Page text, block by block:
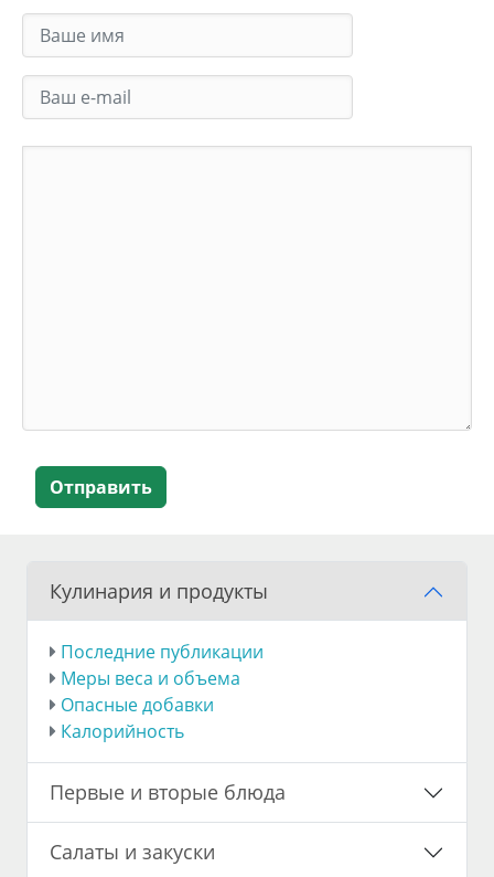
Отправить
Кулинария и продукты
Последние публикации
Меры веса и объема
Опасные добавки
Калорийность
Первые и вторые блюда
Салаты и закуски